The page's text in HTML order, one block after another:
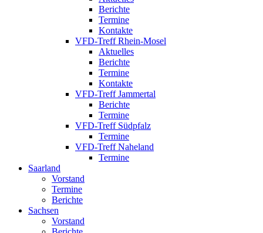
Berichte
Termine
Kontakte
VFD-Treff Rhein-Mosel
Aktuelles
Berichte
Termine
Kontakte
VFD-Treff Jammertal
Berichte
Termine
VFD-Treff Südpfalz
Termine
VFD-Treff Naheland
Termine
Saarland
Vorstand
Termine
Berichte
Sachsen
Vorstand